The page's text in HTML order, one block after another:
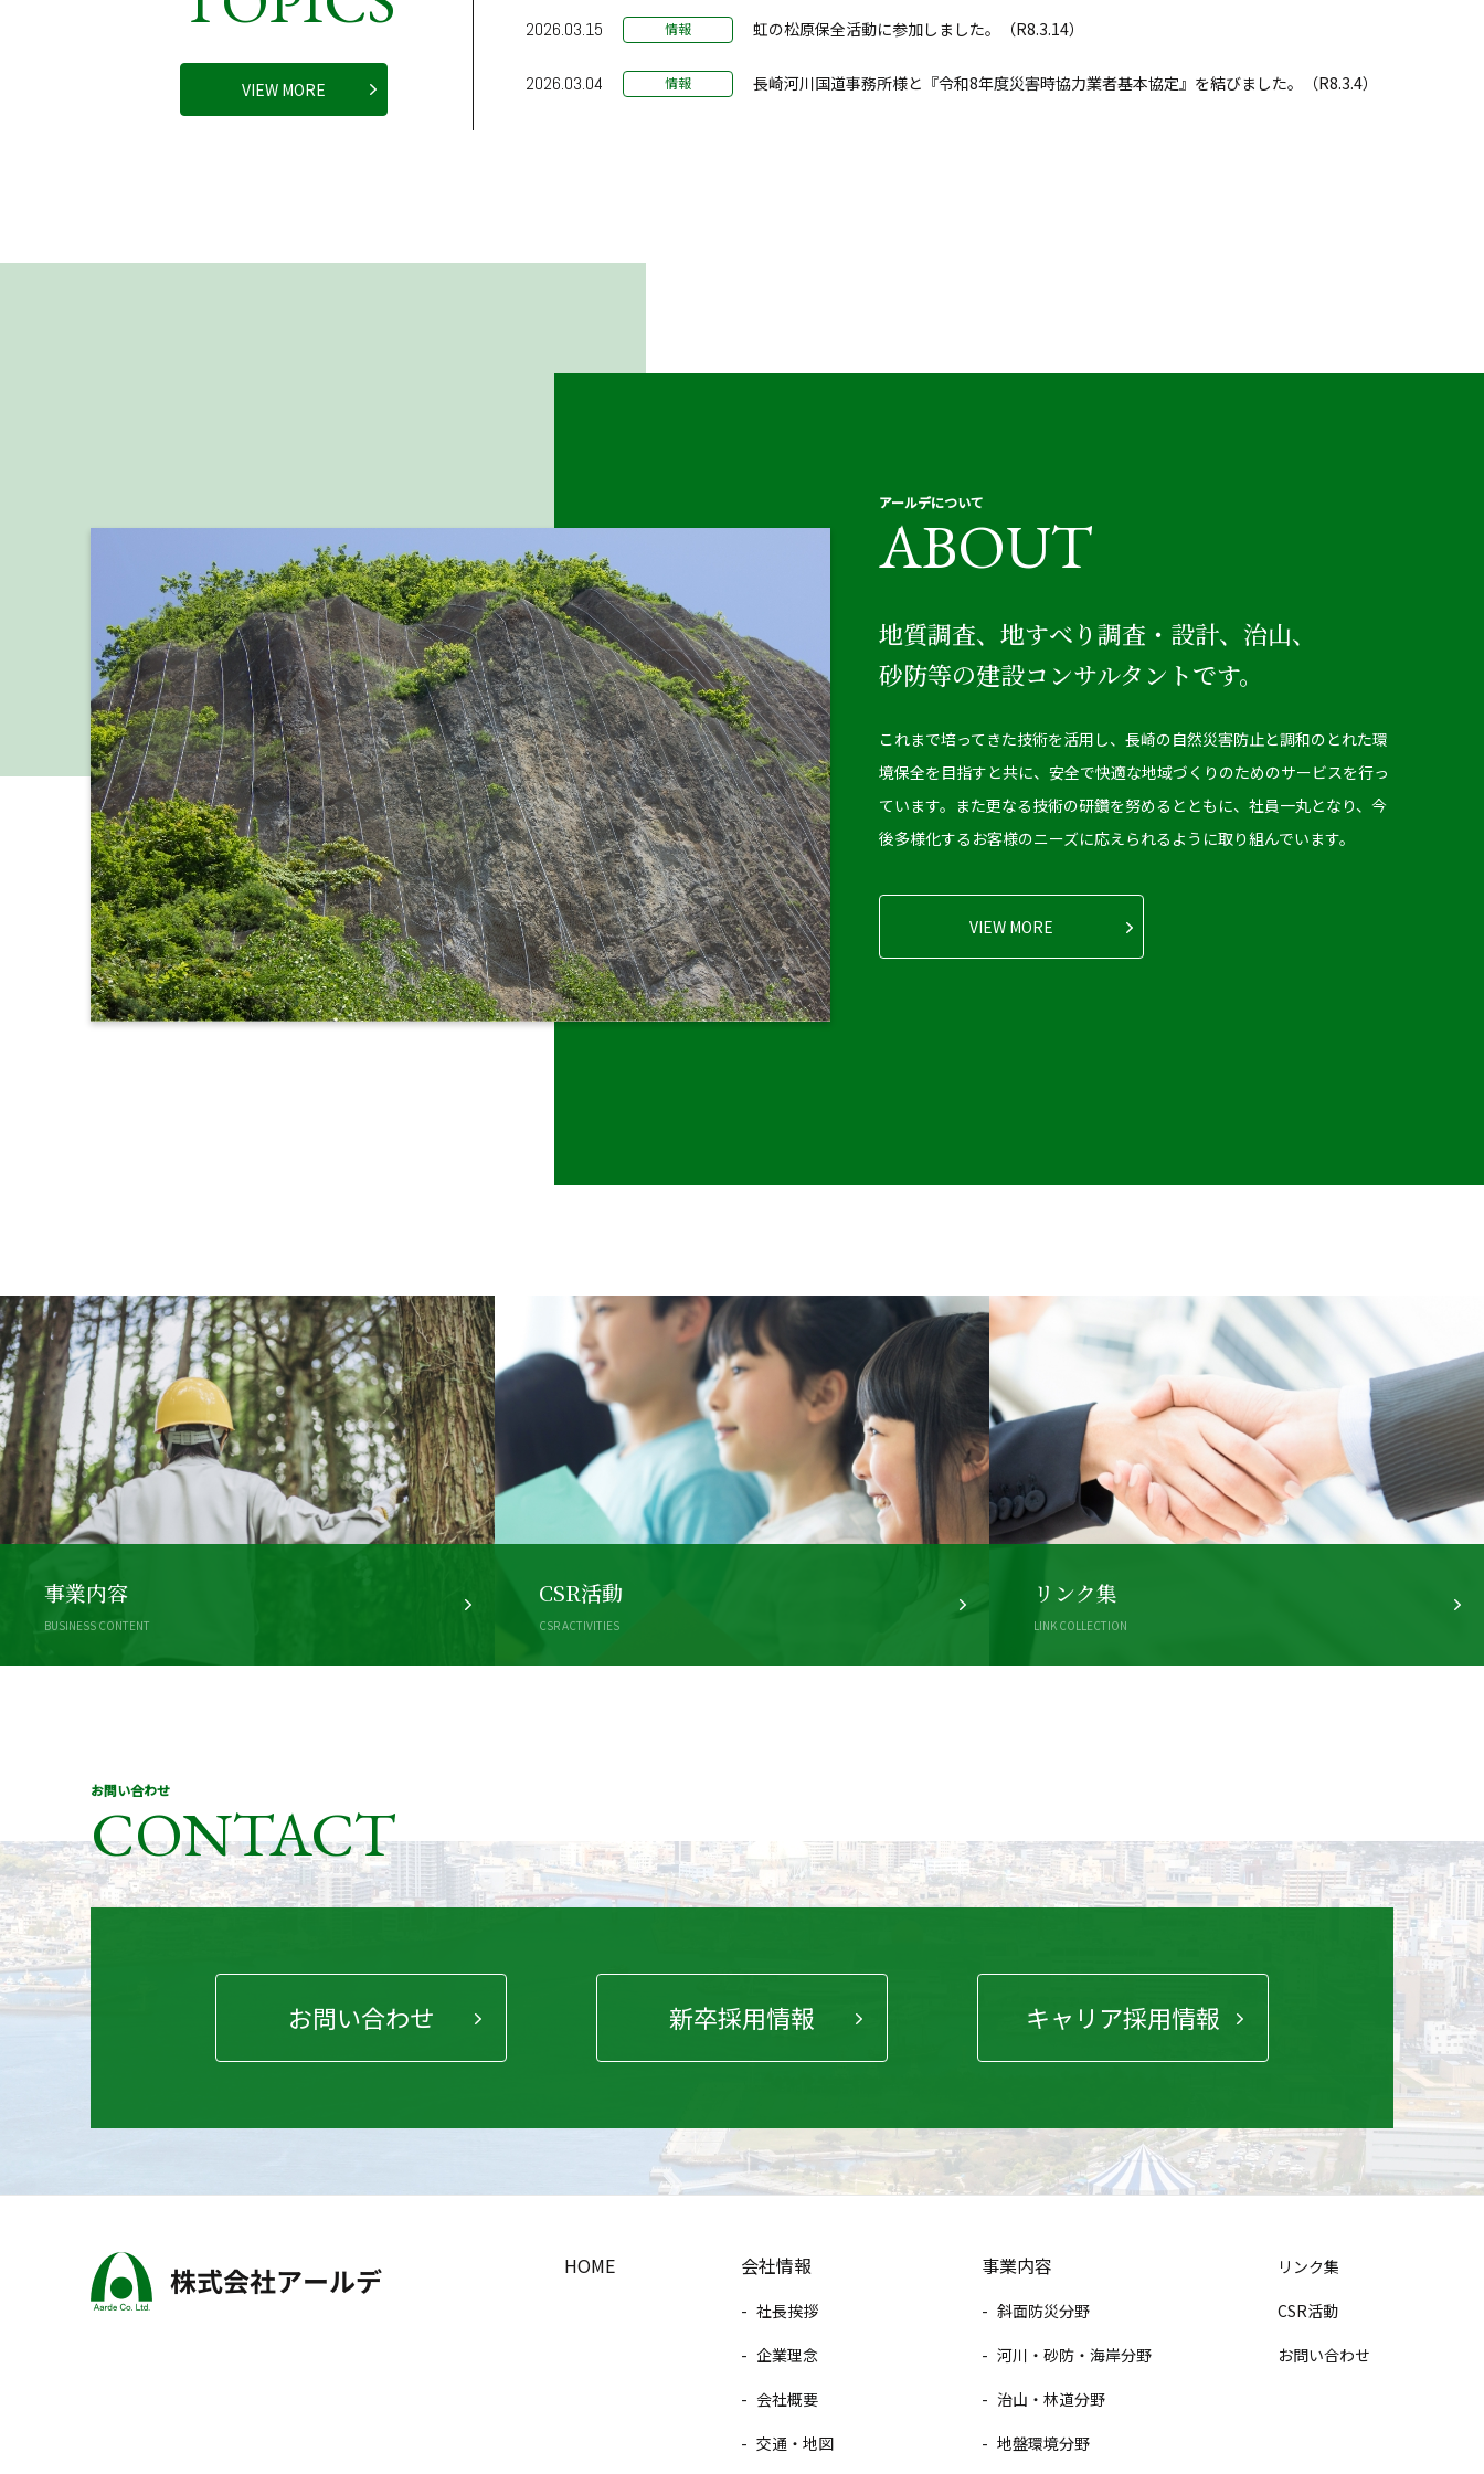
VIEW MORE
2026.03.15 情報 虹の松原保全活動に参加しました。（R8.3.14）
2026.03.04 情報 長崎河川国道事務所様と『令和8年度災害時協力業者基本協定』を結びました。（R8.3.4）
アールデについて
ABOUT
地質調査、地すべり調査・設計、治山、
砂防等の建設コンサルタントです。
これまで培ってきた技術を活用し、長崎の自然災害防止と調和のとれた環
境保全を目指すと共に、安全で快適な地域づくりのためのサービスを行っ
ています。また更なる技術の研鑽を努めるとともに、社員一丸となり、今
後多様化するお客様のニーズに応えられるように取り組んでいます。
VIEW MORE
事業内容
BUSINESS CONTENT
CSR活動
CSR ACTIVITIES
リンク集
LINK COLLECTION
お問い合わせ
CONTACT
お問い合わせ 新卒採用情報 キャリア採用情報
HOME 会社情報
社長挨拶
企業理念
会社概要
交通・地図
事業内容
斜面防災分野
河川・砂防・海岸分野
治山・林道分野
地盤環境分野
リンク集
CSR活動
お問い合わせ